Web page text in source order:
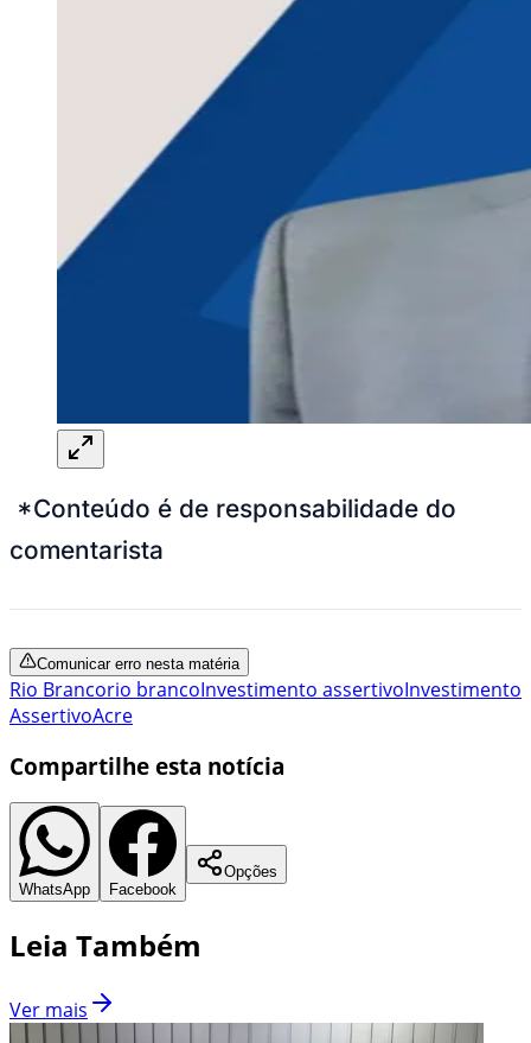
*Conteúdo é de responsabilidade do
comentarista
Comunicar erro nesta matéria
Rio Brancorio brancoInvestimento assertivoInvestimento
AssertivoAcre
Compartilhe esta notícia
WhatsApp Facebook
Opções
Leia Também
Ver mais